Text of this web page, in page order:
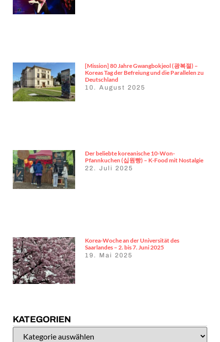
[Mission] 80 Jahre Gwangbokjeol (광복절) –
Koreas Tag der Befreiung und die Parallelen zu
Deutschland
10. August 2025
Der beliebte koreanische 10-Won-
Pfannkuchen (십원빵) – K-Food mit Nostalgie
22. Juli 2025
Korea-Woche an der Universität des
Saarlandes – 2. bis 7. Juni 2025
19. Mai 2025
KATEGORIEN